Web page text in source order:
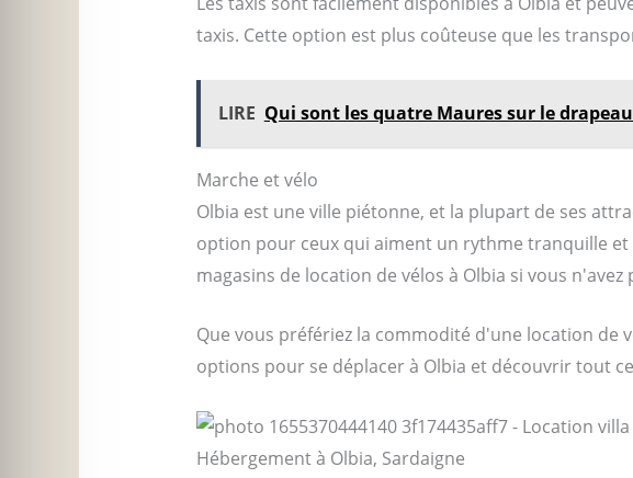
taxis. Cette option est plus coûteuse que les
LIRE Qui sont les quatre Maures sur le
Marche et vélo
Olbia est une ville piétonne, et la plupart de ses
option pour ceux qui aiment un rythme tranquille
magasins de location de vélos à Olbia si vous
Que vous préfériez la commodité d'une location
options pour se déplacer à Olbia et découvrir tout
Hébergement à Olbia, Sardaigne